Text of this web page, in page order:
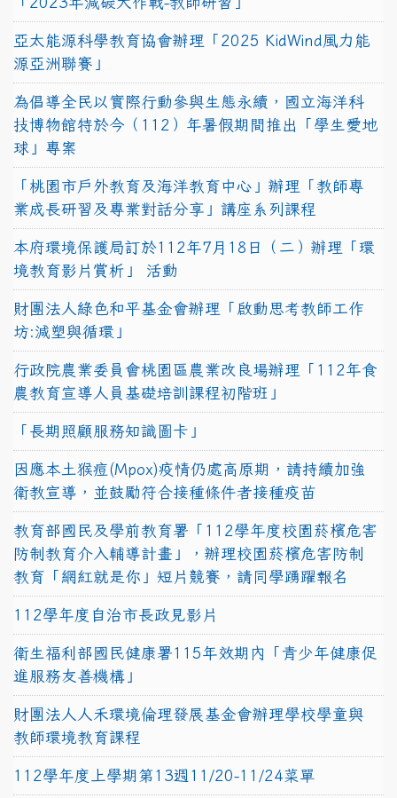
亞太能源科學教育協會辦理「2025 KidWind風力能
源亞洲聯賽」
為倡導全民以實際行動參與生態永續，國立海洋科
技博物館特於今（112）年暑假期間推出「學生愛地
球」專案
「桃園市戶外教育及海洋教育中心」辦理「教師專
業成長研習及專業對話分享」講座系列課程
本府環境保護局訂於112年7月18日（二）辦理「環
境教育影片賞析」 活動
財團法人綠色和平基金會辦理「啟動思考教師工作
坊:減塑與循環」
行政院農業委員會桃園區農業改良場辦理「112年食
農教育宣導人員基礎培訓課程初階班」
「長期照顧服務知識圖卡」
因應本土猴痘(Mpox)疫情仍處高原期，請持續加強
衛教宣導，並鼓勵符合接種條件者接種疫苗
教育部國民及學前教育署「112學年度校園菸檳危害
防制教育介入輔導計畫」，辦理校園菸檳危害防制
教育「網紅就是你」短片競賽，請同學踴躍報名
112學年度自治市長政見影片
衛生福利部國民健康署115年效期內「青少年健康促
進服務友善機構」
財團法人人禾環境倫理發展基金會辦理學校學童與
教師環境教育課程
112學年度上學期第13週11/20-11/24菜單